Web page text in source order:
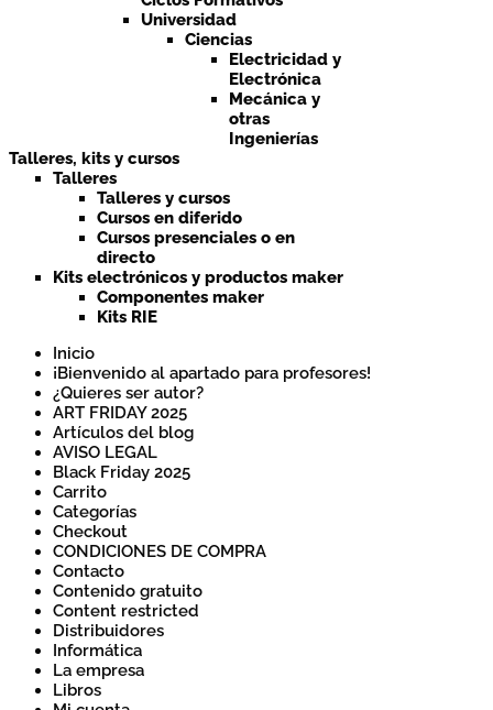
Universidad
Ciencias
Electricidad y
Electrónica
Mecánica y
otras
Ingenierías
Talleres, kits y cursos
Talleres
Talleres y cursos
Cursos en diferido
Cursos presenciales o en
directo
Kits electrónicos y productos maker
Componentes maker
Kits RIE
Inicio
¡Bienvenido al apartado para profesores!
¿Quieres ser autor?
ART FRIDAY 2025
Artículos del blog
AVISO LEGAL
Black Friday 2025
Carrito
Categorías
Checkout
CONDICIONES DE COMPRA
Contacto
Contenido gratuito
Content restricted
Distribuidores
Informática
La empresa
Libros